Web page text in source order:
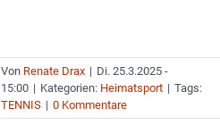
Von Renate Drax | Di. 25.3.2025 -
15:00 | Kategorien: Heimatsport | Tags:
TENNIS | 0 Kommentare